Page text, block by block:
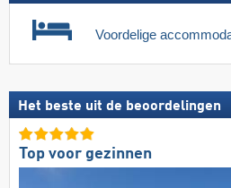
Voordelige
Het beste uit de beoordelingen
Top voor gezinnen